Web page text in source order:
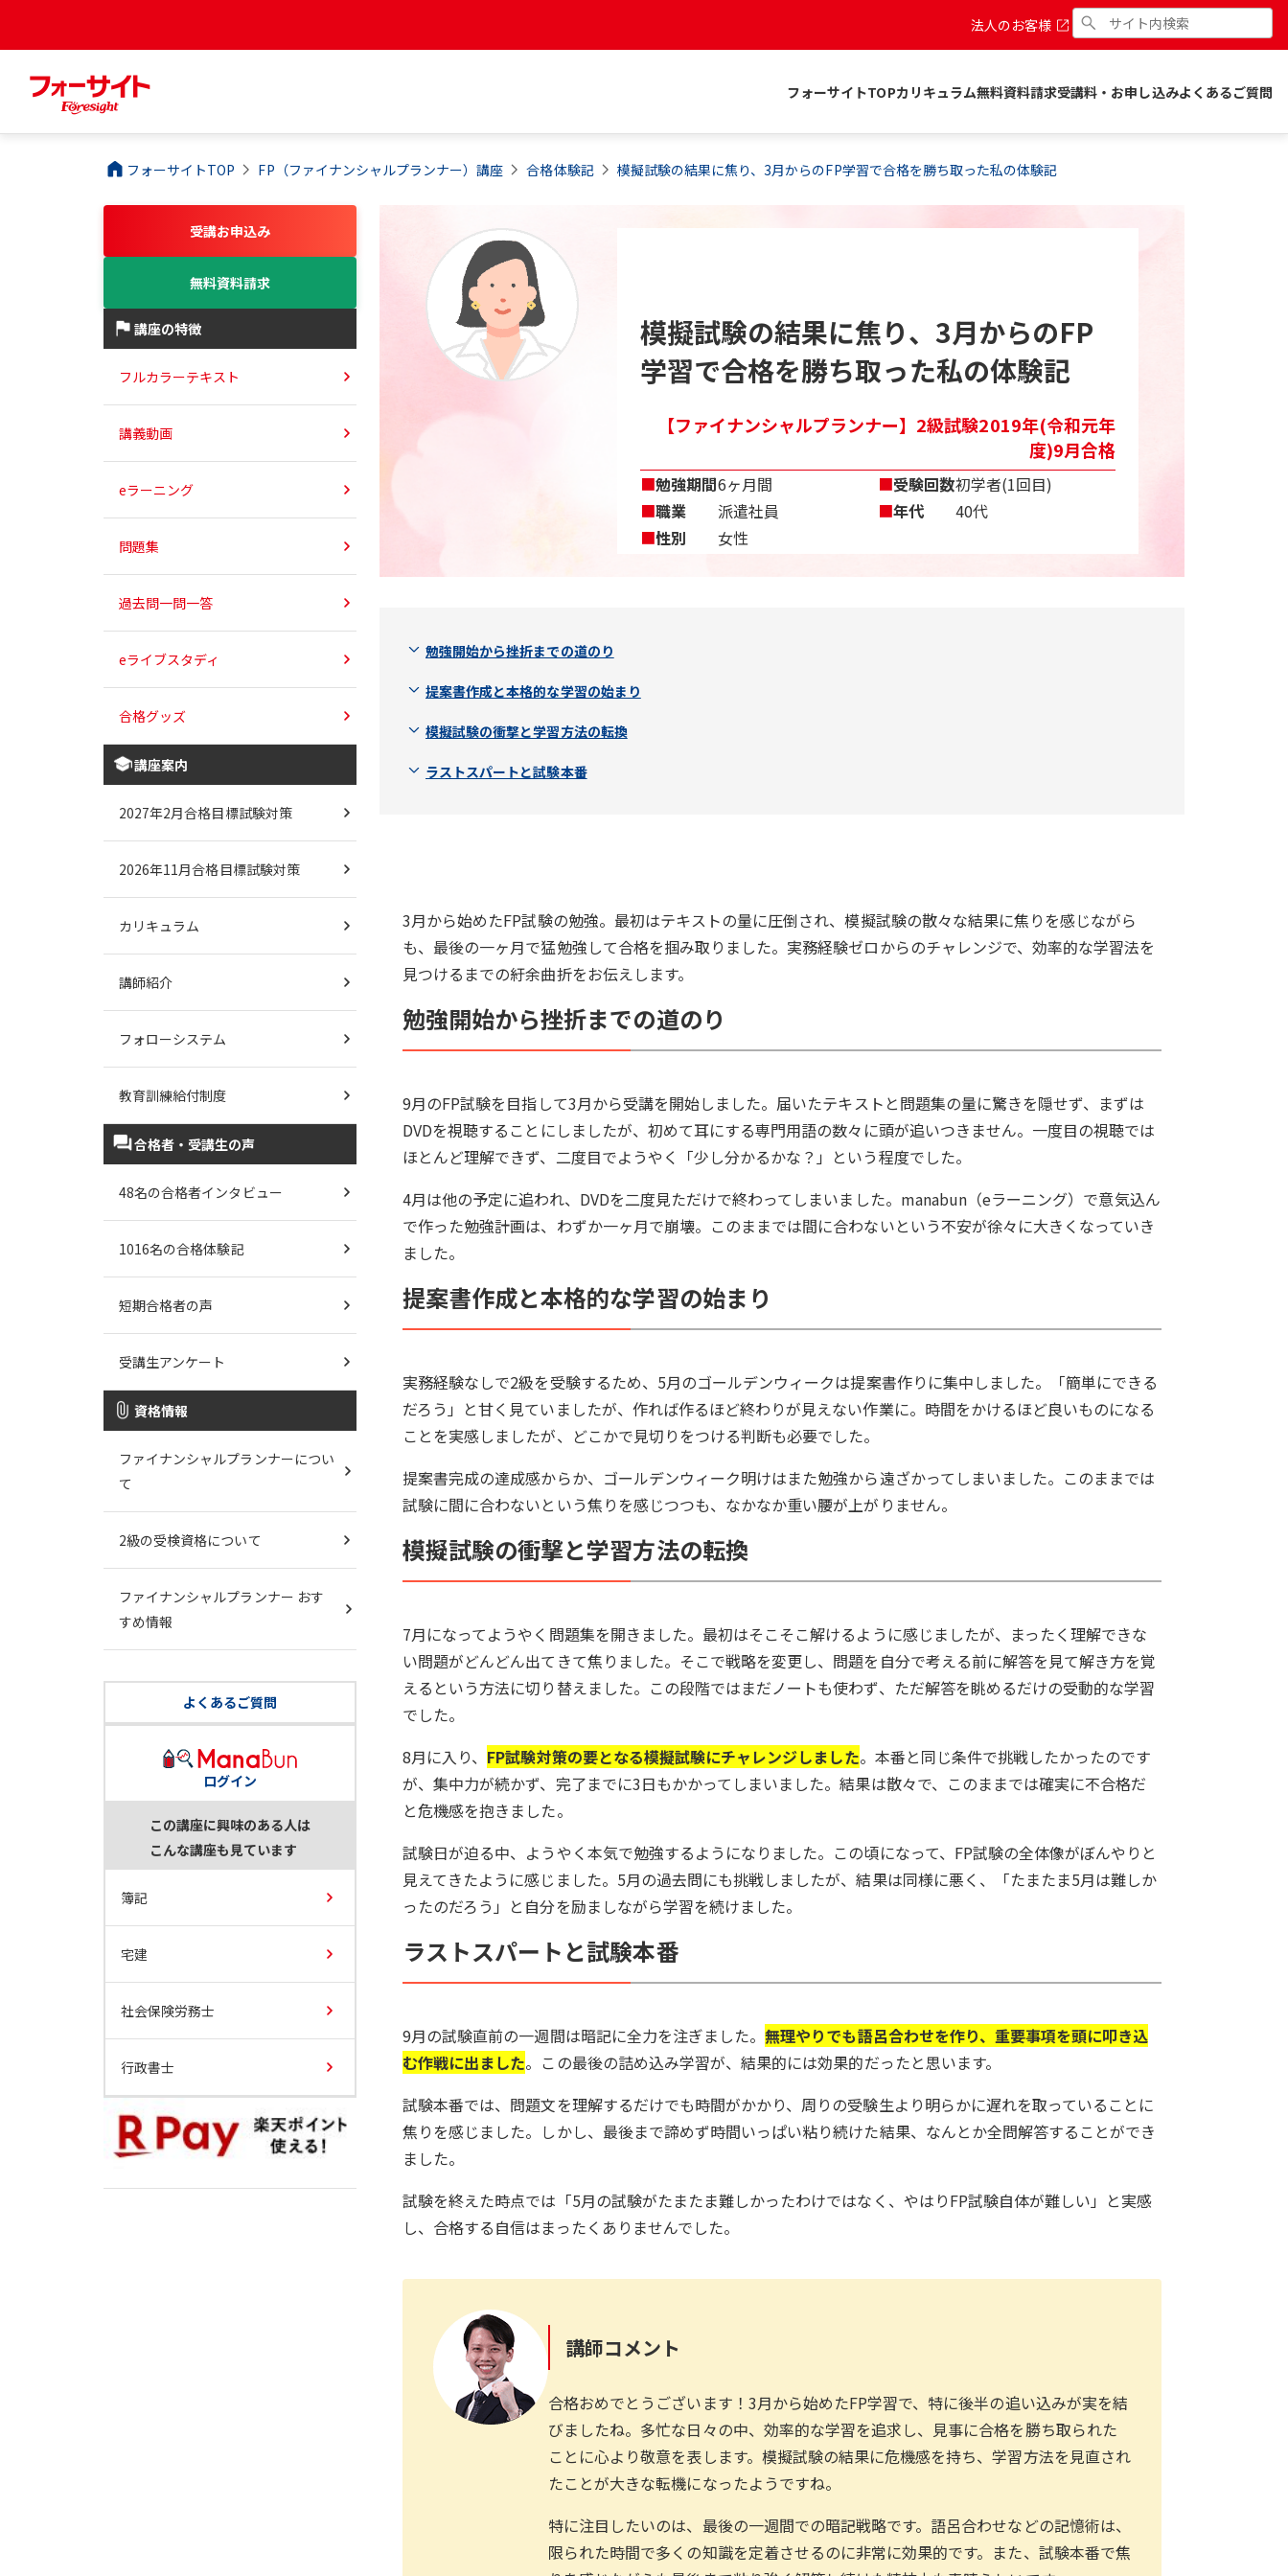
法人のお客様
フォーサイトTOPカリキュラム無料資料請求受講料・お申し込みよくあるご質問
フォーサイトTOP FP（ファイナンシャルプランナー）講座 合格体験記 模擬試験の結果に焦り、3月からのFP学習で合格を勝ち取った私の体験記
模擬試験の結果に焦り、3月からのFP
学習で合格を勝ち取った私の体験記
【ファイナンシャルプランナー】2級試験2019年(令和元年
度)9月合格
■勉強期間6ヶ月間
■職業
派遣社員
■性別 女性
■受験回数初学者(1回目)
■年代 40代
勉強開始から挫折までの道のり
提案書作成と本格的な学習の始まり
模擬試験の衝撃と学習方法の転換
ラストスパートと試験本番
3月から始めたFP試験の勉強。最初はテキストの量に圧倒され、模擬試験の散々な結果に焦りを感じながら
も、最後の一ヶ月で猛勉強して合格を掴み取りました。実務経験ゼロからのチャレンジで、効率的な学習法を
見つけるまでの紆余曲折をお伝えします。
勉強開始から挫折までの道のり
9月のFP試験を目指して3月から受講を開始しました。届いたテキストと問題集の量に驚きを隠せず、まずは
DVDを視聴することにしましたが、初めて耳にする専門用語の数々に頭が追いつきません。一度目の視聴では
ほとんど理解できず、二度目でようやく「少し分かるかな？」という程度でした。
4月は他の予定に追われ、DVDを二度見ただけで終わってしまいました。manabun（eラーニング）で意気込ん
で作った勉強計画は、わずか一ヶ月で崩壊。このままでは間に合わないという不安が徐々に大きくなっていき
ました。
提案書作成と本格的な学習の始まり
実務経験なしで2級を受験するため、5月のゴールデンウィークは提案書作りに集中しました。「簡単にできる
だろう」と甘く見ていましたが、作れば作るほど終わりが見えない作業に。時間をかけるほど良いものになる
ことを実感しましたが、どこかで見切りをつける判断も必要でした。
提案書完成の達成感からか、ゴールデンウィーク明けはまた勉強から遠ざかってしまいました。このままでは
試験に間に合わないという焦りを感じつつも、なかなか重い腰が上がりません。
模擬試験の衝撃と学習方法の転換
7月になってようやく問題集を開きました。最初はそこそこ解けるように感じましたが、まったく理解できな
い問題がどんどん出てきて焦りました。そこで戦略を変更し、問題を自分で考える前に解答を見て解き方を覚
えるという方法に切り替えました。この段階ではまだノートも使わず、ただ解答を眺めるだけの受動的な学習
でした。
8月に入り、 FP試験対策の要となる模擬試験にチャレンジしました。本番と同じ条件で挑戦したかったのです
が、集中力が続かず、完了までに3日もかかってしまいました。結果は散々で、このままでは確実に不合格だ
と危機感を抱きました。
試験日が迫る中、ようやく本気で勉強するようになりました。この頃になって、FP試験の全体像がぼんやりと
見えてきたように感じました。5月の過去問にも挑戦しましたが、結果は同様に悪く、「たまたま5月は難しか
ったのだろう」と自分を励ましながら学習を続けました。
ラストスパートと試験本番
9月の試験直前の一週間は暗記に全力を注ぎました。無理やりでも語呂合わせを作り、重要事項を頭に叩き込
む作戦に出ました。この最後の詰め込み学習が、結果的には効果的だったと思います。
試験本番では、問題文を理解するだけでも時間がかかり、周りの受験生より明らかに遅れを取っていることに
焦りを感じました。しかし、最後まで諦めず時間いっぱい粘り続けた結果、なんとか全問解答することができ
ました。
試験を終えた時点では「5月の試験がたまたま難しかったわけではなく、やはりFP試験自体が難しい」と実感
し、合格する自信はまったくありませんでした。
講師コメント
合格おめでとうございます！3月から始めたFP学習で、特に後半の追い込みが実を結
びましたね。多忙な日々の中、効率的な学習を追求し、見事に合格を勝ち取られた
ことに心より敬意を表します。模擬試験の結果に危機感を持ち、学習方法を見直され
たことが大きな転機になったようですね。
特に注目したいのは、最後の一週間での暗記戦略です。語呂合わせなどの記憶術は、
限られた時間で多くの知識を定着させるのに非常に効果的です。また、試験本番で焦
受講お申込み
無料資料請求
講座の特徴
フルカラーテキスト
講義動画
eラーニング
問題集
過去問一問一答
eライブスタディ
合格グッズ
講座案内
2027年2月合格目標試験対策
2026年11月合格目標試験対策
カリキュラム
講師紹介
フォローシステム
教育訓練給付制度
合格者・受講生の声
48名の合格者インタビュー
1016名の合格体験記
短期合格者の声
受講生アンケート
資格情報
ファイナンシャルプランナーについ
て
2級の受検資格について
ファイナンシャルプランナー おす
すめ情報
よくあるご質問
ログイン
この講座に興味のある人は
こんな講座も見ています
簿記
宅建
社会保険労務士
行政書士